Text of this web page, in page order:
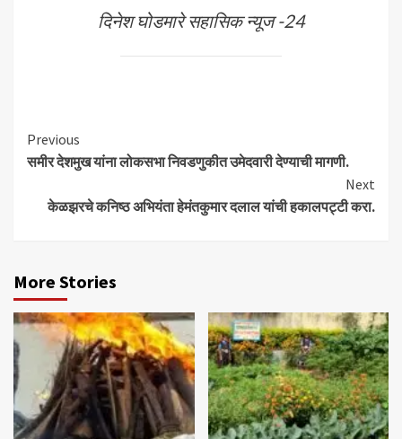
दिनेश घोडमारे सहासिक न्यूज -24
Continue
Reading
Previous
समीर देशमुख यांना लोकसभा निवडणुकीत उमेदवारी देण्याची मागणी.
Next
केळझरचे कनिष्ठ अभियंता हेमंतकुमार दलाल यांची हकालपट्टी करा.
More Stories